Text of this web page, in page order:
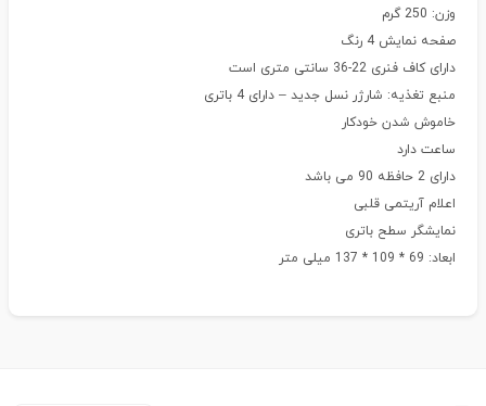
وزن: 250 گرم
صفحه نمایش 4 رنگ
دارای کاف فنری 22-36 سانتی متری است
منبع تغذیه: شارژر نسل جدید – دارای 4 باتری
خاموش شدن خودکار
ساعت دارد
دارای 2 حافظه 90 می باشد
اعلام آریتمی قلبی
نمایشگر سطح باتری
ابعاد: 69 * 109 * 137 میلی متر